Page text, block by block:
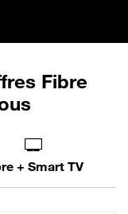
Fibre
+ Smart TV